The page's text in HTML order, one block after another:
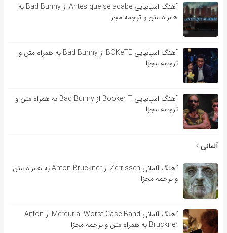
آهنگ اسپانیایی Antes que se acabe از Bad Bunny به
همراه متن و ترجمه مجزا
آهنگ اسپانیایی BOKeTE از Bad Bunny به همراه متن و
ترجمه مجزا
آهنگ اسپانیایی Booker T از Bad Bunny به همراه متن و
ترجمه مجزا
آلمانی
آهنگ آلمانی Zerrissen از Anton Bruckner به همراه متن
و ترجمه مجزا
آهنگ آلمانی Mercurial Worst Case Band از Anton
Bruckner به همراه متن و ترجمه مجزا